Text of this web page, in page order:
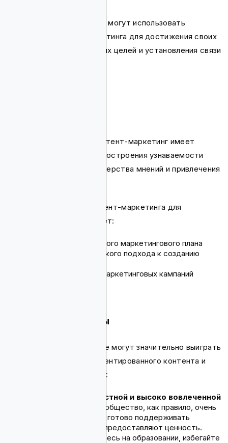
Эти различные структуры могут использовать
стратегии контент-маркетинга для достижения своих
конкретных маркетинговых целей и установления связи
Для криптостартапов контент-маркетинг имеет
решающее значение для построения узнаваемости
бренда, установления лидерства мнений и привлечения
Успешная стратегия контент-маркетинга для
криптостартапов включает:
разработку комплексного маркетингового плана
принятие стратегического подхода к созданию
реализацию целевых маркетинговых кампаний
Контент-криейторы
Контент-криейторы также могут значительно выиграть
от включения крипто-ориентированного контента и
маркетинговых стратегий:
Использование страстной и высоко вовлеченной
: Криптосообщество, как правило, очень
активно в интернете и готово поддерживать
криейторов, которые предоставляют ценность.
Просто сосредоточьтесь на образовании, избегайте